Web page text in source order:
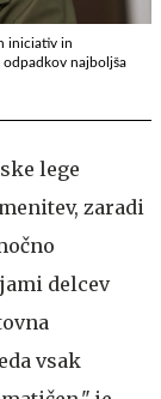
iniciativ in
odpadkov najboljša
lege
zaradi
delcev
vsak